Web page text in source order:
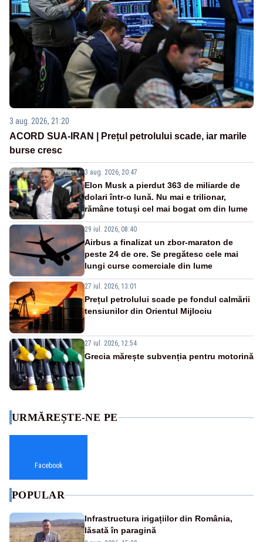
3 aug. 2026, 21:20
ACORD SUA-IRAN | Prețul petrolului scade, iar marile
burse cresc
3 aug. 2026, 20:47
Elon Musk a pierdut 363 de miliarde de
dolari într-o lună. Nu mai e trilionar,
rămâne totuși cel mai bogat om din lume
29 iul. 2026, 08:40
Airbus a finalizat un zbor-maraton de
peste 24 de ore. Se pregătesc cele mai
lungi curse comerciale din lume
27 iul. 2026, 13:01
Prețul petrolului scade pe fondul calmării
tensiunilor din Orientul Mijlociu
27 iul. 2026, 12:54
Grecia mărește subvenția pentru motorină
URMĂREȘTE-NE PE
Facebook
POPULAR
Infrastructura irigațiilor din România,
lăsată în paragină